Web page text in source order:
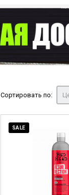
Сортировать по:
SALE